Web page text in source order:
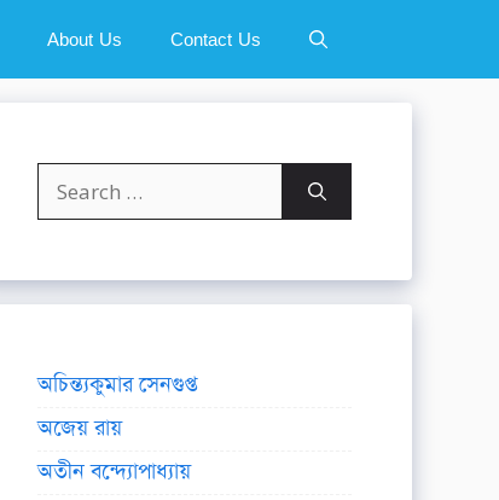
About Us Contact Us
Search
for:
অচিন্ত্যকুমার সেনগুপ্ত
অজেয় রায়
অতীন বন্দ্যোপাধ্যায়